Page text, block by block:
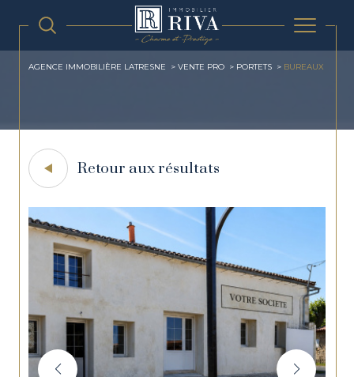
AGENCE IMMOBILIÈRE LATRESNE VENTE PRO PORTETS BUREAUX
Retour aux résultats